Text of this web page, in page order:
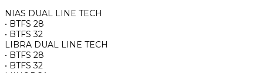
NIAS DUAL LINE TECH
• BTFS 28
• BTFS 32
LIBRA DUAL LINE TECH
• BTFS 28
• BTFS 32